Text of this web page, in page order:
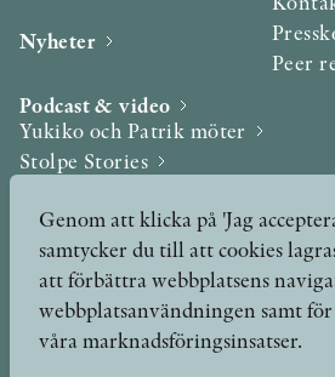
Nyheter
Podcast & video
Yukiko och Patrik möter
Stolpe Stories
Utmärkelser & Format
Utmärkelser
Övriga format
Peer
Genom att klicka på 'Jag
samtycker du till att cookies
att förbättra webbplatsens
webbplatsanvändningen samt
våra marknadsföringsinsatser.